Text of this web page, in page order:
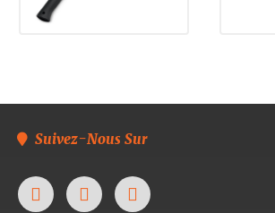
Suivez-Nous Sur